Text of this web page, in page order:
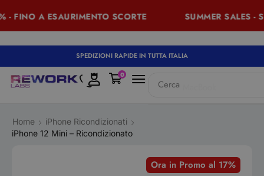
A ESAURIMENTO SCORTE SUMMER SALES -
SPEDIZIONI RAPIDE IN TUTTA ITALIA
Cerca
0
Home
iPhone Ricondizionati
iPhone 12 Mini – Ricondizionato
Ora in Promo al 17%